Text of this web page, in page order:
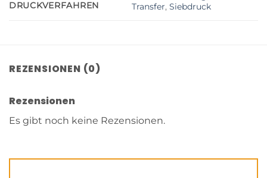
DRUCKVERFAHREN
Transfer,Siebdruck
REZENSIONEN (0)
Rezensionen
Es gibt noch keine Rezensionen.